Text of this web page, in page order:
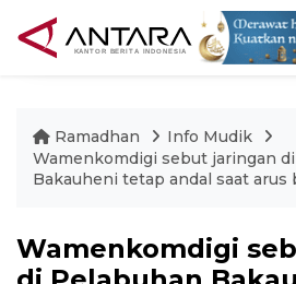
Ramadhan
Info Mudik
Wamenkomdigi sebut jaringan
Bakauheni tetap andal saat arus
Wamenkomdigi